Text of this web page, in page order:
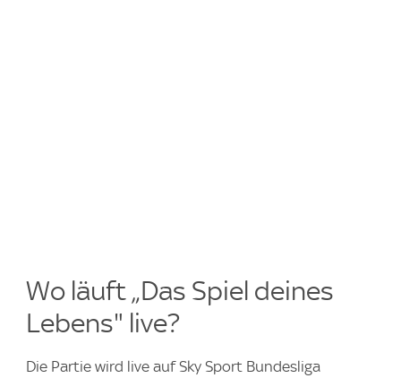
Wo läuft „Das Spiel deines
Lebens" live?
Die Partie wird live auf Sky Sport Bundesliga